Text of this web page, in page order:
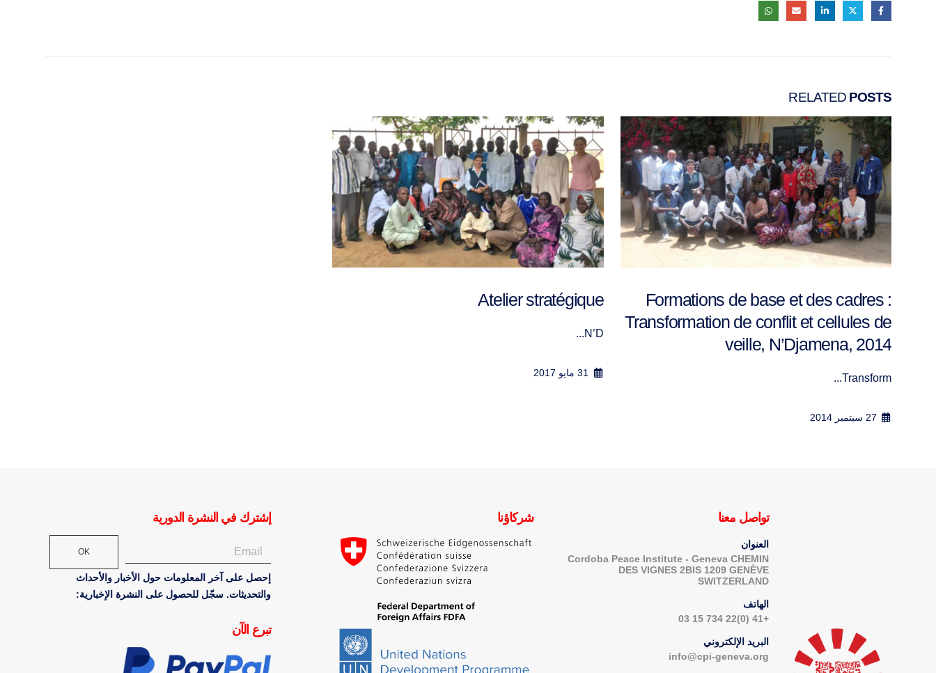
RELATED POSTS
Formations de base et des cadres :
Transformation de conflit et cellules de
veille, N’Djamena, 2014
Transform...
Atelier stratégique
N’D...
تواصل معنا
العنوان
Cordoba Peace Institute - Geneva CHEMIN
DES VIGNES 2BIS 1209 GENÈVE
SWITZERLAND
الهاتف
+41 (0)22 734 15 03
البريد الإلكتروني
info@cpi-geneva.org
شركاؤنا إشترك في النشرة الدورية
OK
إحصل على آخر المعلومات حول الأخبار والأحداث
والتحديثات. سجّل للحصول على النشرة الإخبارية:
تبرع الآن